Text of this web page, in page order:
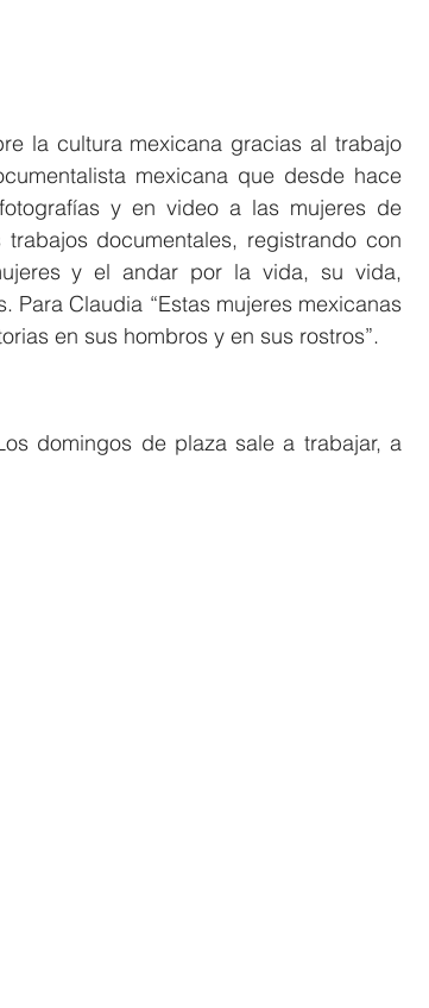
la cultura mexicana gracias al trabajo
mexicana que desde hace
y en video a las mujeres de
documentales, registrando con
y el andar por la vida, su vida,
Para Claudia “Estas mujeres mexicanas
en sus hombros y en sus rostros”.
domingos de plaza sale a trabajar, a